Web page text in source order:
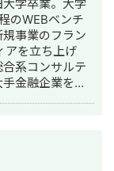
学卒業。大学
のWEBベンチ
事業のフラン
アを立ち上げ
系コンサルテ
金融企業を顧